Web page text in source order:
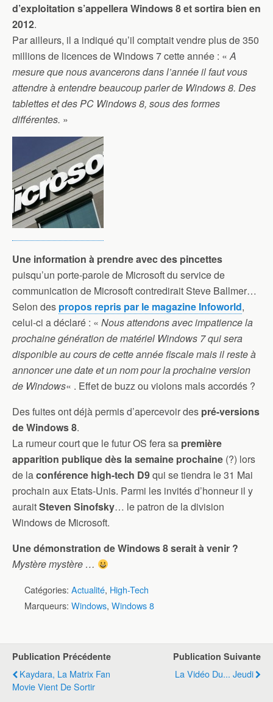
d’exploitation s’appellera Windows 8 et sortira bien en
2012.
Par ailleurs, il a indiqué qu’il comptait vendre plus de 350
millions de licences de Windows 7 cette année : «A
mesure que nous avancerons dans l’année il faut vous
attendre à entendre beaucoup parler de Windows 8. Des
tablettes et des PC Windows 8, sous des formes
différentes. »
Une information à prendre avec des pincettes
puisqu’un porte-parole de Microsoft du service de
communication de Microsoft contredirait Steve Ballmer…
Selon des propos repris par le magazine Infoworld,
celui-ci a déclaré : « Nous attendons avec impatience la
prochaine génération de matériel Windows 7 qui sera
disponible au cours de cette année fiscale mais il reste à
annoncer une date et un nom pour la prochaine version
de Windows« . Effet de buzz ou violons mals accordés ?
Des fuites ont déjà permis d’apercevoir des pré-versions
de Windows 8.
La rumeur court que le futur OS fera sa première
apparition publique dès la semaine prochaine (?) lors
de laconférence high-tech D9qui se tiendra le 31 Mai
prochain aux Etats-Unis. Parmi les invités d’honneur il y
auraitSteven Sinofsky… le patron de la division
Windows de Microsoft.
Une démonstration de Windows 8 serait à venir ?
Mystère mystère …
Catégories: Actualité, High-Tech
Marqueurs: Windows, Windows 8
Publication Précédente
Kaydara, La Matrix Fan
Movie Vient De Sortir
Publication Suivante
La Vidéo Du... Jeudi